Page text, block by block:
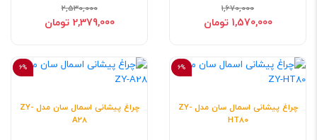
1,670,000
1,570,000 تومان
2,530,000
2,379,000 تومان
6%
چراغ پیشانی اسمال سان مدل ZY-
HT80
6%
چراغ پیشانی اسمال سان مدل ZY-
A28